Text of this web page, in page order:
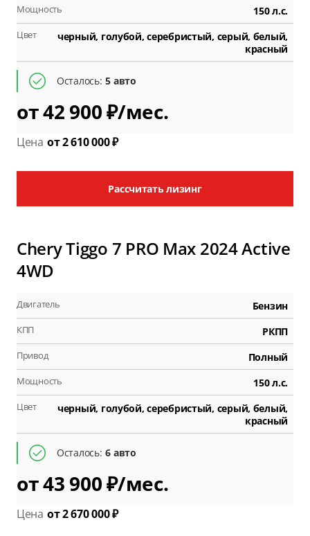
Мощность 150 л.с.
Цвет
черный, голубой, серебристый, серый, белый,
красный
от 42 900 ₽/мес.
Цена от 2 610 000 ₽
Рассчитать лизинг
Осталось: 5 авто
Chery Tiggo 7 PRO Max 2024 Active
4WD
Двигатель Бензин
КПП РКПП
Привод Полный
Мощность 150 л.с.
Цвет
черный, голубой, серебристый, серый, белый,
красный
от 43 900 ₽/мес.
Цена от 2 670 000 ₽
Осталось: 6 авто